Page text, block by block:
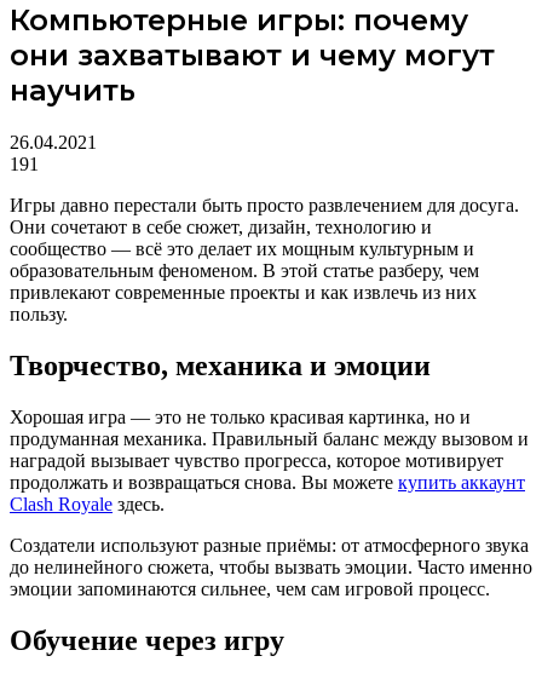
Компьютерные игры: почему
они захватывают и чему могут
научить
26.04.2021
191
Игры давно перестали быть просто развлечением для досуга.
Они сочетают в себе сюжет, дизайн, технологию и
сообщество — всё это делает их мощным культурным и
образовательным феноменом. В этой статье разберу, чем
привлекают современные проекты и как извлечь из них
пользу.
Творчество, механика и эмоции
Хорошая игра — это не только красивая картинка, но и
продуманная механика. Правильный баланс между вызовом и
наградой вызывает чувство прогресса, которое мотивирует
продолжать и возвращаться снова. Вы можете купить аккаунт
Clash Royale здесь.
Создатели используют разные приёмы: от атмосферного звука
до нелинейного сюжета, чтобы вызвать эмоции. Часто именно
эмоции запоминаются сильнее, чем сам игровой процесс.
Обучение через игру